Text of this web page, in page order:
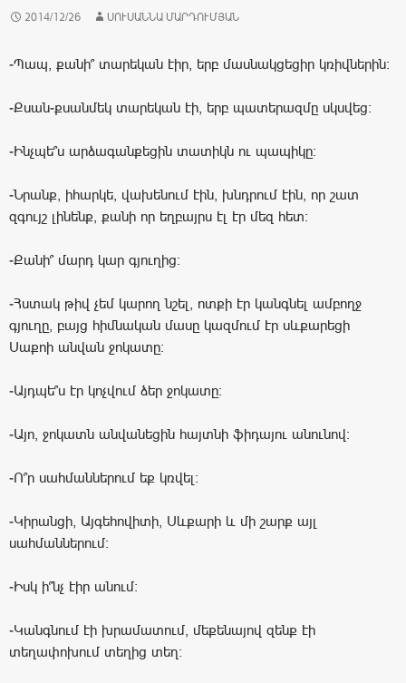
2014/12/26 ՍՈՒՍԱՆՆԱ ՄԱՐԴՈՒՄՅԱՆ
-Պապ, քանի՞ տարեկան էիր, երբ մասնակցեցիր կռիվներին:
-Քսան-քսանմեկ տարեկան էի, երբ պատերազմը սկսվեց:
-Ինչպե՞ս արձագանքեցին տատիկն ու պապիկը:
-Նրանք, իհարկե, վախենում էին, խնդրում էին, որ շատ
զգույշ լինենք, քանի որ եղբայրս էլ էր մեզ հետ:
-Քանի՞ մարդ կար գյուղից:
-Հստակ թիվ չեմ կարող նշել, ոտքի էր կանգնել ամբողջ
գյուղը, բայց հիմնական մասը կազմում էր սևքարեցի
Սաքոի անվան ջոկատը:
-Այդպե՞ս էր կոչվում ձեր ջոկատը:
-Այո, ջոկատն անվանեցին հայտնի ֆիդայու անունով:
-Ո՞ր սահմաններում եք կռվել:
-Կիրանցի, Այգեհովիտի, Սևքարի և մի շարք այլ
սահմաններում:
-Իսկ ի՞նչ էիր անում:
-Կանգնում էի խրամատում, մեքենայով զենք էի
տեղափոխում տեղից տեղ: